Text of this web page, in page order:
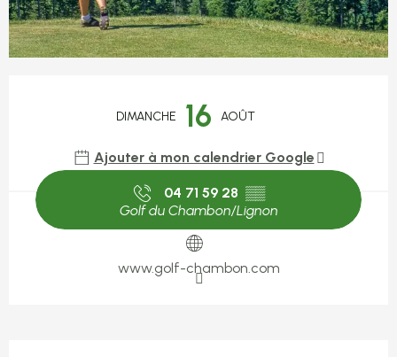
DIMANCHE 16 AOÛT
Ajouter à mon calendrier Google
04 71 59 28 ▒▒
Golf du Chambon/Lignon
www.golf-chambon.com